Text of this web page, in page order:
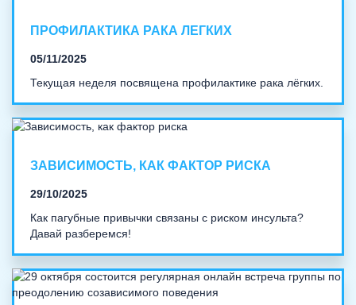
ПРОФИЛАКТИКА РАКА ЛЕГКИХ
05/11/2025
Текущая неделя посвящена профилактике рака лёгких.
ЗАВИСИМОСТЬ, КАК ФАКТОР РИСКА
29/10/2025
Как пагубные привычки связаны с риском инсульта?
Давай разберемся!